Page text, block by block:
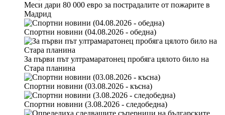
Меси дари 80 000 евро за пострадалите от пожарите в
Мадрид
Спортни новини (04.08.2026 - обедна)
За първи път ултрамаратонец пробяга цялото било на
Стара планина
Спортни новини (03.08.2026 - късна)
Спортни новини (3.08.2026 - следобедна)